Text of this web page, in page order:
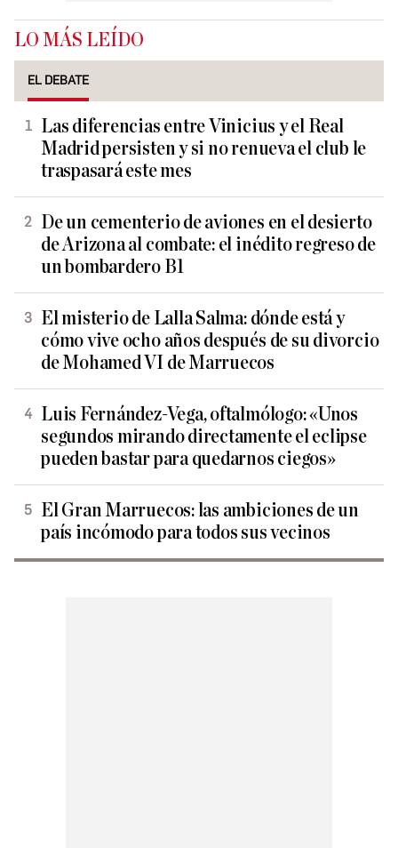
LO MÁS LEÍDO
EL DEBATE
Las diferencias entre Vinicius y el Real
Madrid persisten y si no renueva el club le
traspasará este mes
De un cementerio de aviones en el desierto
de Arizona al combate: el inédito regreso de
un bombardero B1
El misterio de Lalla Salma: dónde está y
cómo vive ocho años después de su divorcio
de Mohamed VI de Marruecos
Luis Fernández-Vega, oftalmólogo: «Unos
segundos mirando directamente el eclipse
pueden bastar para quedarnos ciegos»
El Gran Marruecos: las ambiciones de un
país incómodo para todos sus vecinos